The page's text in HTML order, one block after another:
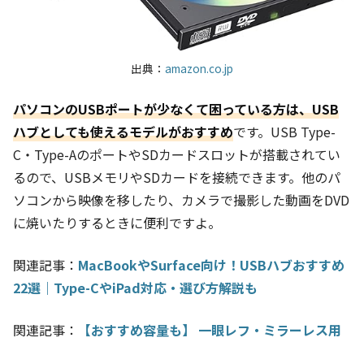
出典： amazon.co.jp
パソコンのUSBポートが少なくて困っている方は、USB
ハブとしても使えるモデルがおすすめです。USB Type-
C・Type-AのポートやSDカードスロットが搭載されてい
るので、USBメモリやSDカードを接続できます。他のパ
ソコンから映像を移したり、カメラで撮影した動画をDVD
に焼いたりするときに便利ですよ。
関連記事： MacBookやSurface向け！USBハブおすすめ
22選｜Type-CやiPad対応・選び方解説も
関連記事：
【おすすめ容量も】 一眼レフ・ミラーレス用